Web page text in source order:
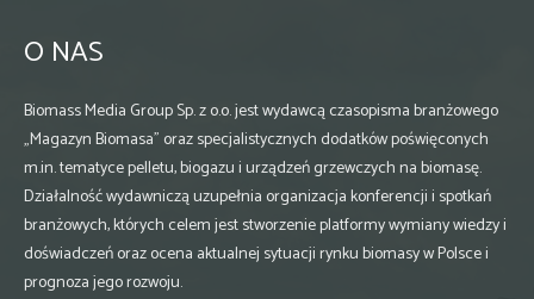
O NAS
Biomass Media Group Sp. z o.o. jest wydawcą czasopisma branżowego
„Magazyn Biomasa” oraz specjalistycznych dodatków poświęconych
m.in. tematyce pelletu, biogazu i urządzeń grzewczych na biomasę.
Działalność wydawniczą uzupełnia organizacja konferencji i spotkań
branżowych, których celem jest stworzenie platformy wymiany wiedzy i
doświadczeń oraz ocena aktualnej sytuacji rynku biomasy w Polsce i
prognoza jego rozwoju.